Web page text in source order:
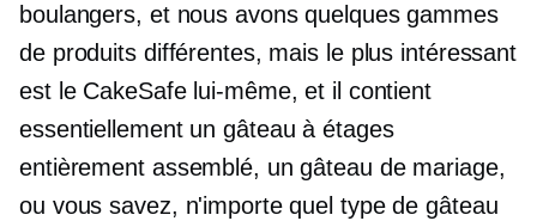
boulangers, et nous avons quelques gammes
de produits différentes, mais le plus intéressant
est le СakeSafe lui-même, et il contient
essentiellement un gâteau à étages
entièrement assemblé, un gâteau de mariage,
ou vous savez, n'importe quel type de gâteau